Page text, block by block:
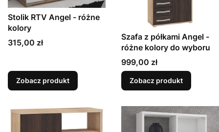
Stolik RTV Angel - różne
kolory
Cena
315,00 zł
Zobacz produkt
Szafa z półkami Angel -
różne kolory do wyboru
Cena
999,00 zł
Zobacz produkt